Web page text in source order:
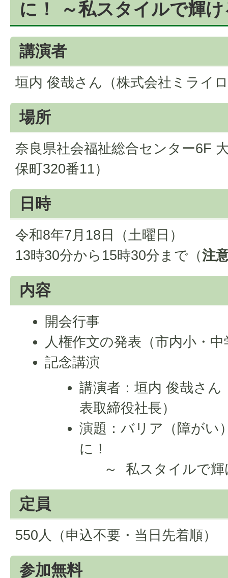
に！ ～私スタイルで輝
講演者
垣内 俊哉さん（株式会社ミライ
場所
奈良県社会福祉総合センター6F
保町320番11）
日時
令和8年7月18日（土曜日）
13時30分から15時30分まで（注
内容
開会行事
人権作文の発表（市内小・中
記念講演
講演者：垣内 俊哉さ
表取締役社長）
演題：バリア（障がい
に！
～ 私スタイルで輝
定員
550人（申込不要・当日先着順）
参加無料